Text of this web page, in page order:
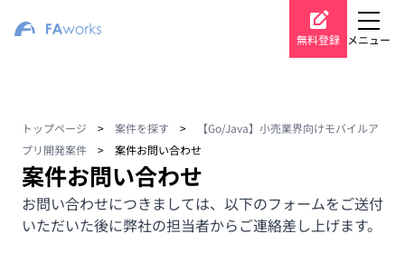
無料登録 メニュー
トップページ > 案件を探す >
【Go/Java】小売業界向けモバイルア
プリ開発案件
> 案件お問い合わせ
案件お問い合わせ
お問い合わせにつきましては、以下のフォームをご送付
いただいた後に弊社の担当者からご連絡差し上げます。